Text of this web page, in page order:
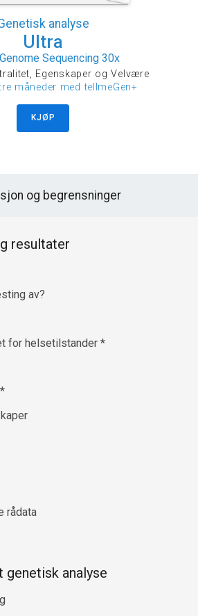
analyse
Ultra
Sequencing 30x
Egenskaper og Velvære
måneder med tellmeGen+
KJØP
og begrensninger
resultater
av?
for helsetilstander*
*
rådata
genetisk analyse